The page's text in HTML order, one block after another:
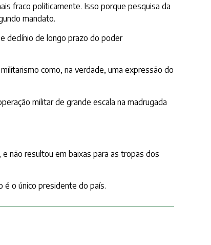
fraco politicamente. Isso porque pesquisa da
mandato.
declínio de longo prazo do poder
como, na verdade, uma expressão do
militar de grande escala na madrugada
não resultou em baixas para as tropas dos
é o único presidente do país.